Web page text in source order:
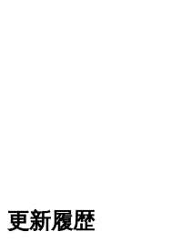
更新履歴